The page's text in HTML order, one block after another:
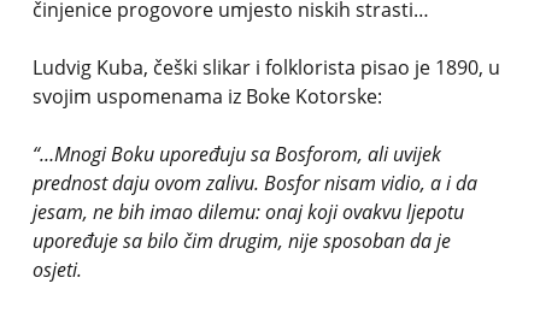
činjenice progovore umjesto niskih strasti…
Ludvig Kuba, češki slikar i folklorista pisao je 1890, u
svojim uspomenama iz Boke Kotorske:
“…Mnogi Boku upoređuju sa Bosforom, ali uvijek
prednost daju ovom zalivu. Bosfor nisam vidio, a i da
jesam, ne bih imao dilemu: onaj koji ovakvu ljepotu
upoređuje sa bilo čim drugim, nije sposoban da je
osjeti.